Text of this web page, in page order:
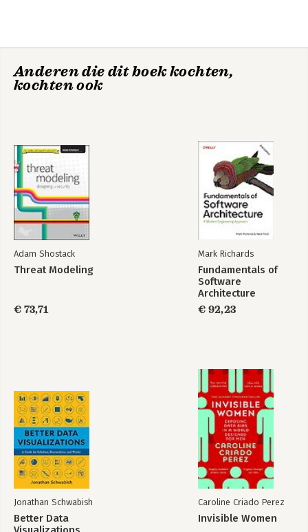
Anderen die dit boek kochten,
kochten ook
Adam Shostack
Threat Modeling
€ 73,71
Mark Richards
Fundamentals of
Software
Architecture
€ 92,23
Jonathan Schwabish
Better Data
Caroline Criado Perez
Invisible Women